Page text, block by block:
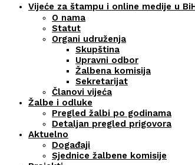
Vijeće za štampu i online medije u
O nama
Statut
Organi udruženja
Skupština
Upravni odbor
Žalbena komisija
Sekretarijat
Članovi vijeća
Žalbe i odluke
Pregled žalbi po godinama
Detaljan pregled prigovora
Aktuelno
Događaji
Sjednice žalbene komisije